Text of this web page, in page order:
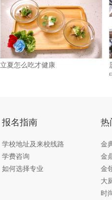
立夏怎么吃才健康
报名指南
学校地址及来校线路
学费咨询
如何选择专业
热
金
金
金
大
时